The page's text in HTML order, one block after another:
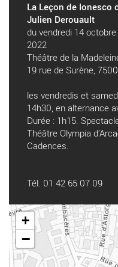
La Leçon de Ionesco
Julien Derouault
du vendredi 14
2022
Théâtre de la
19 rue de Surène,
les vendredis et
14h30, en alternance
Durée : 1h15.
Théâtre Olympia
Cadences.
Tél. 01 42 65 07 09
+
−